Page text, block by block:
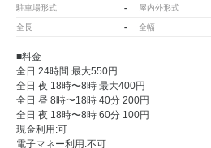
駐車場形式 - 屋内外形式
全長 - 全幅
■料金
全日 24時間 最大550円
全日 夜 18時〜8時 最大400円
全日 昼 8時〜18時 40分 200円
全日 夜 18時〜8時 60分 100円
現金利用:可
電子マネー利用:不可